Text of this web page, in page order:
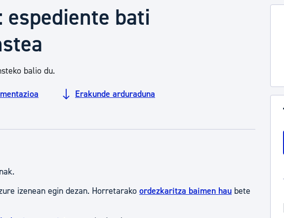
bati
balio du.
Erakunde arduraduna
izenean egin dezan. Horretarako ordezkaritza baimen hau bete